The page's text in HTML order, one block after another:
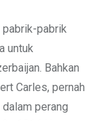
pabrik-pabrik
untuk
Bahkan
Carles, pernah
perang